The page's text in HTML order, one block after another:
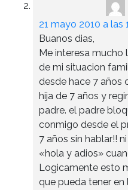
21 mayo 2010 a las
Buanos dias,
Me interesa
de mi situacion
desde hace 7 años
hija de 7 años y
padre. el padre
conmigo desde el
7 años sin hablar!!
«hola y adios»
Logicamente esto
que pueda tener en